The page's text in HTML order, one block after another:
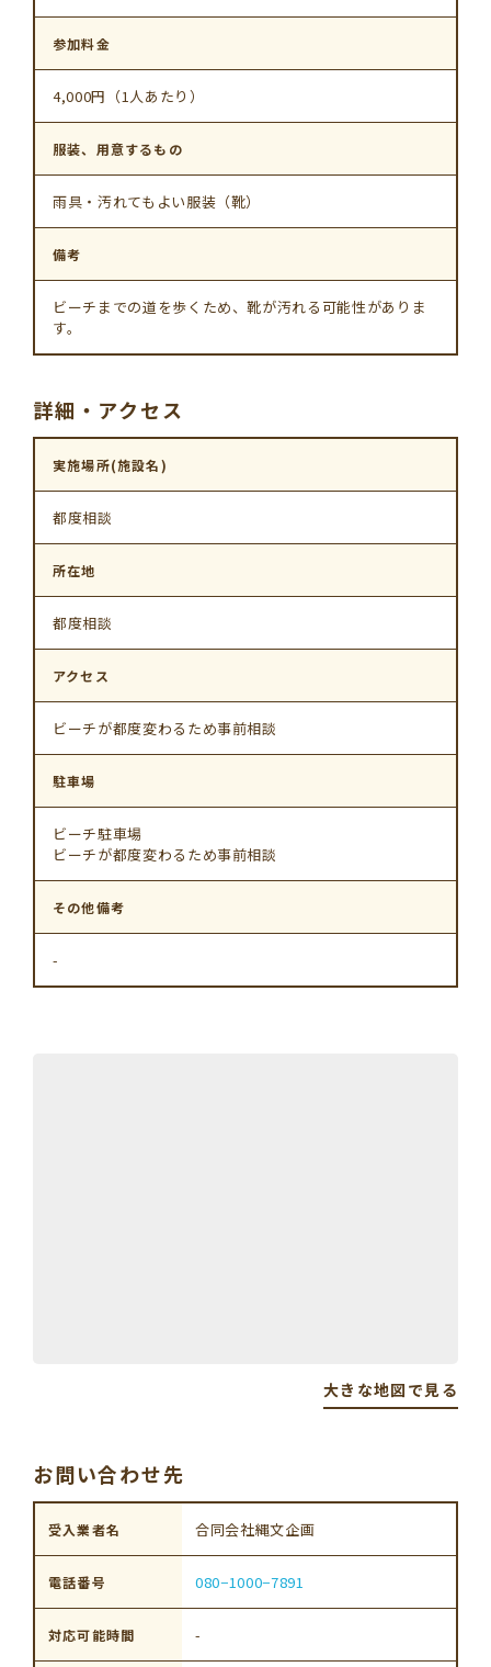
参加料金
4,000円（1人あたり）
服装、用意するもの
雨具・汚れてもよい服装（靴）
備考
ビーチまでの道を歩くため、靴が汚れる可能性がありま
す。
詳細・アクセス
実施場所(施設名)
都度相談
所在地
都度相談
アクセス
ビーチが都度変わるため事前相談
駐車場
ビーチ駐車場
ビーチが都度変わるため事前相談
その他備考
-
大きな地図で見る
お問い合わせ先
受入業者名 合同会社縄文企画
電話番号 080−1000−7891
対応可能時間 -